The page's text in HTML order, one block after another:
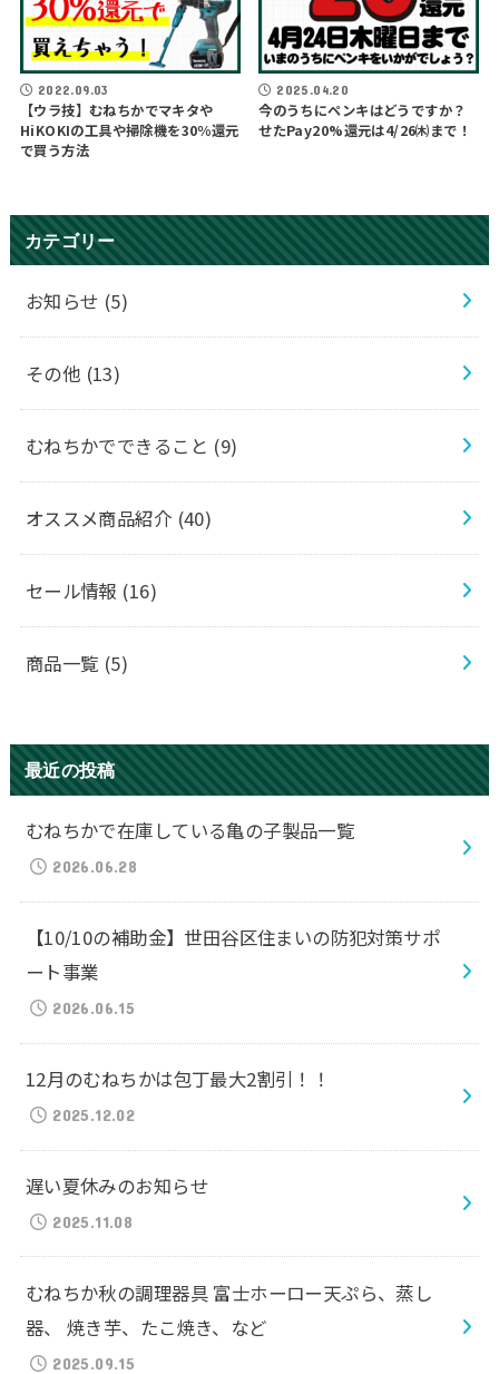
2022.09.03
【ウラ技】むねちかでマキタや
HiKOKIの工具や掃除機を30％還元
で買う方法
2025.04.20
今のうちにペンキはどうですか？
せたPay20%還元は4/26㈭まで！
カテゴリー
お知らせ (5)
その他 (13)
むねちかでできること (9)
オススメ商品紹介 (40)
セール情報 (16)
商品一覧 (5)
最近の投稿
むねちかで在庫している亀の子製品一覧
2026.06.28
【10/10の補助金】世田谷区住まいの防犯対策サポ
ート事業
2026.06.15
12月のむねちかは包丁最大2割引！！
2025.12.02
遅い夏休みのお知らせ
2025.11.08
むねちか秋の調理器具 富士ホーロー天ぷら、蒸し
器、 焼き芋、たこ焼き、など
2025.09.15